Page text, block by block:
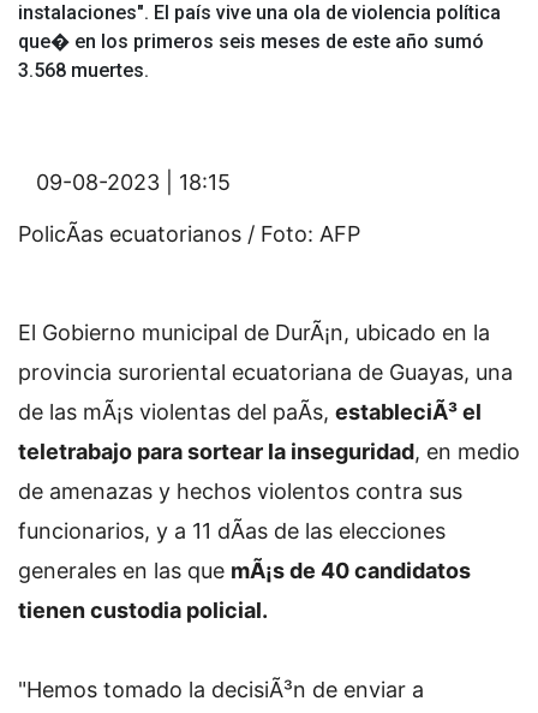
instalaciones". El país vive una ola de violencia política
que� en los primeros seis meses de este año sumó
3.568 muertes.
09-08-2023 | 18:15
PolicÃ­as ecuatorianos / Foto: AFP
El Gobierno municipal de DurÃ¡n, ubicado en la
provincia suroriental ecuatoriana de Guayas, una
de las mÃ¡s violentas del paÃ­s, estableciÃ³ el
teletrabajo para sortear la inseguridad, en medio
de amenazas y hechos violentos contra sus
funcionarios, y a 11 dÃ­as de las elecciones
generales en las que mÃ¡s de 40 candidatos
tienen custodia policial.
"Hemos tomado la decisiÃ³n de enviar a